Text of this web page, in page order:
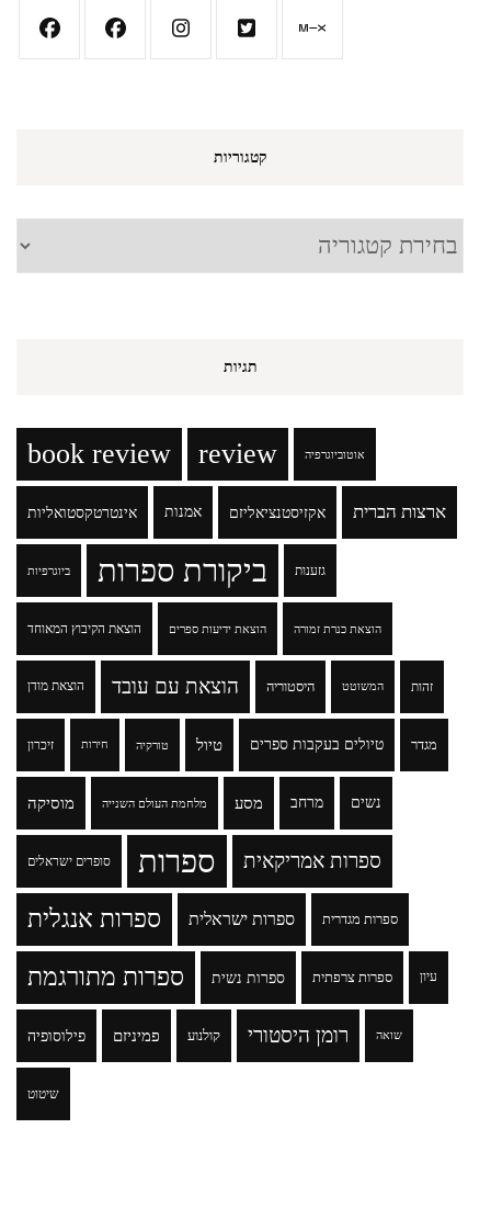
קטגוריות
קטגוריות
תגיות
book review review אוטוביוגרפיה
אינטרטקסטואליות אמנות אקזיסטנציאליזם ארצות הברית
ביוגרפיות ביקורת ספרות גזענות
הוצאת הקיבוץ המאוחד הוצאת ידיעות ספרים הוצאת כנרת זמורה
הוצאת מודן הוצאת עם עובד היסטוריה המשוטט זהות
זיכרון חירות טורקיה טיול טיולים בעקבות ספרים מגדר
מוסיקה מלחמת העולם השנייה מסע מרחב נשים
סופרים ישראלים ספרות ספרות אמריקאית
ספרות אנגלית ספרות ישראלית ספרות מגדרית
ספרות מתורגמת ספרות נשית ספרות צרפתית עיון
פילוסופיה פמיניזם קולנוע רומן היסטורי שואה
שיטוט